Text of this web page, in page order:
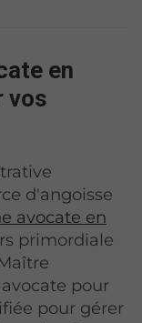
en
vos
d'angoisse
avocate en
primordiale
pour
pour gérer